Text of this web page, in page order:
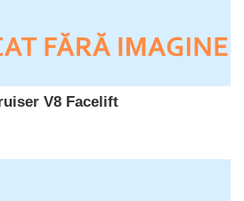
V8 Facelift